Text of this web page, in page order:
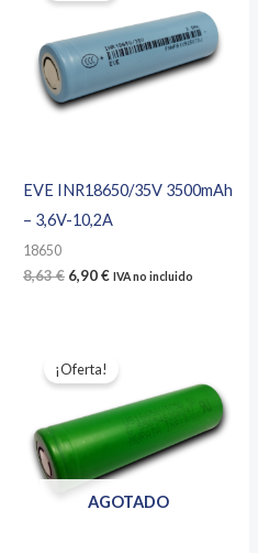
EVE INR18650/35V 3500mAh
– 3,6V-10,2A
18650
8,63€ El
6,90€ElIVA no incluido
AGOTADO
¡Oferta!